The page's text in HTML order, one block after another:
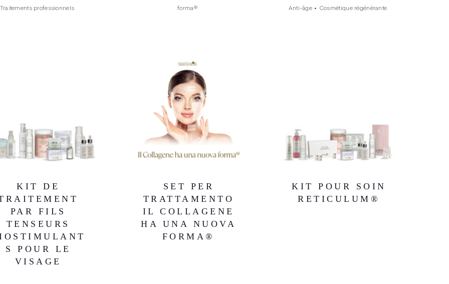
Traitements professionnels
forma®
Anti-âge • Cosmétique régénérante
KIT DE
PAR FILS
TENSEURS
S POUR LE
VISAGE
SET PER
TRATTAMENTO
IL COLLAGENE
HA UNA NUOVA
FORMA®
KIT POUR SOIN
RETICULUM®